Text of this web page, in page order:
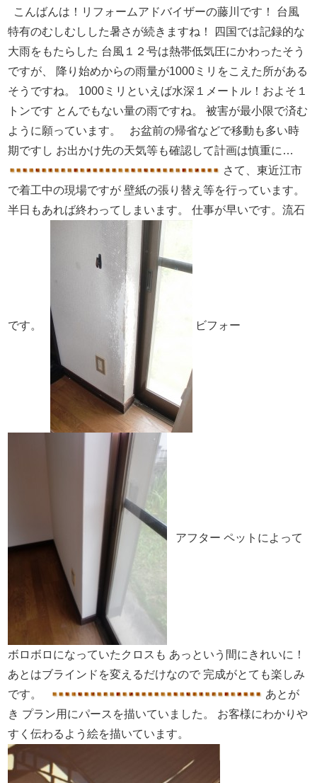
こんばんは！リフォームアドバイザーの藤川です！
台風
特有のむしむしした暑さが続きますね！
四国では記録的な
大雨をもたらした 台風１２号は熱帯低気圧にかわったそう
ですが、
降り始めからの雨量が1000ミリをこえた所がある
そうですね。
1000ミリといえば水深１メートル！およそ１
トンです とんでもない量の雨ですね。
被害が最小限で済む
ように願っています。
お盆前の帰省などで移動も多い時
期ですし お出かけ先の天気等も確認して計画は慎重に…
さて、東近江市
で着工中の現場ですが 壁紙の張り替え等を行っています。
半日もあれば終わってしまいます。
仕事が早いです。流石
です。 ビフォー
アフター ペットによって
ボロボロになっていたクロスも あっという間にきれいに！
あとはブラインドを変えるだけなので 完成がとても楽しみ
です。
あとが
き プラン用にパースを描いていました。
お客様にわかりや
すく伝わるよう絵を描いています。